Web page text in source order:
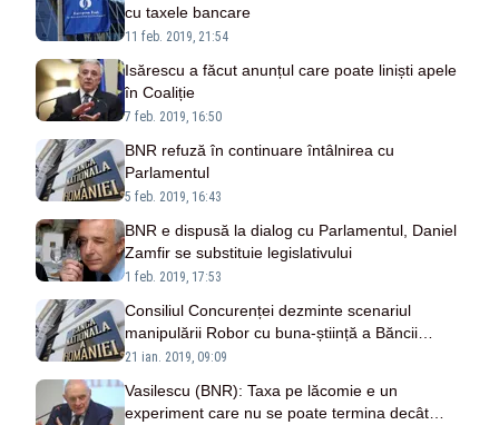
cu taxele bancare
11 feb. 2019, 21:54
Isărescu a făcut anunțul care poate liniști apele
în Coaliție
7 feb. 2019, 16:50
BNR refuză în continuare întâlnirea cu
Parlamentul
5 feb. 2019, 16:43
BNR e dispusă la dialog cu Parlamentul, Daniel
Zamfir se substituie legislativului
1 feb. 2019, 17:53
Consiliul Concurenței dezminte scenariul
manipulării Robor cu buna-știință a Băncii
Naționale
21 ian. 2019, 09:09
Vasilescu (BNR): Taxa pe lăcomie e un
experiment care nu se poate termina decât